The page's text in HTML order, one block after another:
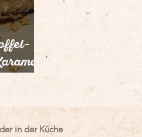
in der Küche